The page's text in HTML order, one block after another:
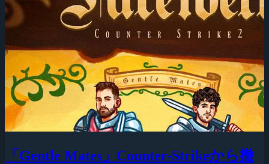
「Gentle Mates」Counter-Strikeから撤